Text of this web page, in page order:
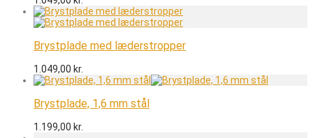
Brystplade med læderstropper
1.049,00 kr.
Brystplade, 1,6 mm stål
1.199,00 kr.